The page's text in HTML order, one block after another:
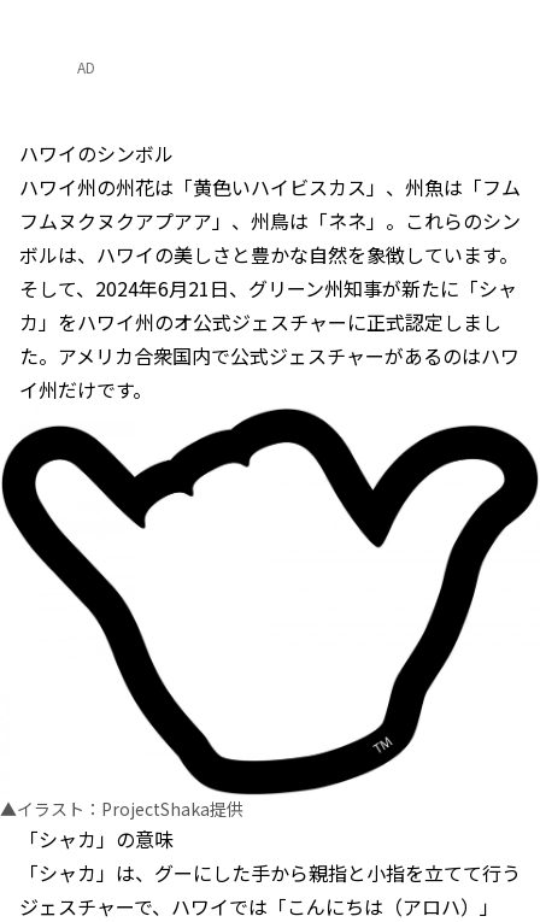
AD
ハワイのシンボル
ハワイ州の州花は「黄色いハイビスカス」、州魚は「フム
フムヌクヌクアプアア」、州鳥は「ネネ」。これらのシン
ボルは、ハワイの美しさと豊かな自然を象徴しています。
そして、2024年6月21日、グリーン州知事が新たに「シャ
カ」をハワイ州のオ公式ジェスチャーに正式認定しまし
た。アメリカ合衆国内で公式ジェスチャーがあるのはハワ
イ州だけです。
▲イラスト：ProjectShaka提供
「シャカ」の意味
「シャカ」は、グーにした手から親指と小指を立てて行う
ジェスチャーで、ハワイでは「こんにちは（アロハ）」